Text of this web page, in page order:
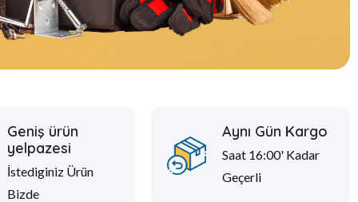
Geniş ürün
yelpazesi
İstediginiz Ürün
Bizde
Aynı Gün Kargo
Saat 16:00' Kadar
Geçerli